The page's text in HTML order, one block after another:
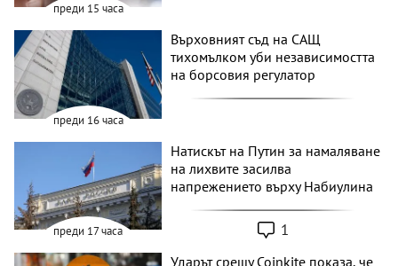
преди 15 часа
преди 16 часа
Върховният съд на САЩ
тихомълком уби независимостта
на борсовия регулатор
преди 17 часа
Натискът на Путин за намаляване
на лихвите засилва
напрежението върху Набиулина
1
Ударът срещу Coinkite показа, че